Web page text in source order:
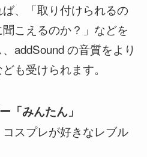
、「取り付けられるの
こえるのか？」などを
addSound の音質をより
も受けられます。
「みんたん」
スプレが好きなレブル